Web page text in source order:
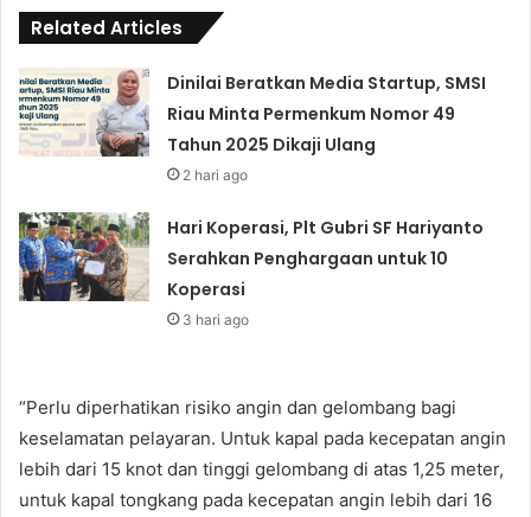
Related Articles
Dinilai Beratkan Media Startup, SMSI
Riau Minta Permenkum Nomor 49
Tahun 2025 Dikaji Ulang
2 hari ago
Hari Koperasi, Plt Gubri SF Hariyanto
Serahkan Penghargaan untuk 10
Koperasi
3 hari ago
“Perlu diperhatikan risiko angin dan gelombang bagi
keselamatan pelayaran. Untuk kapal pada kecepatan angin
lebih dari 15 knot dan tinggi gelombang di atas 1,25 meter,
untuk kapal tongkang pada kecepatan angin lebih dari 16